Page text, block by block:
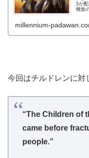
3が
種族
millennium-
今回はチルドレンに対
“The Children of
came before
people.”